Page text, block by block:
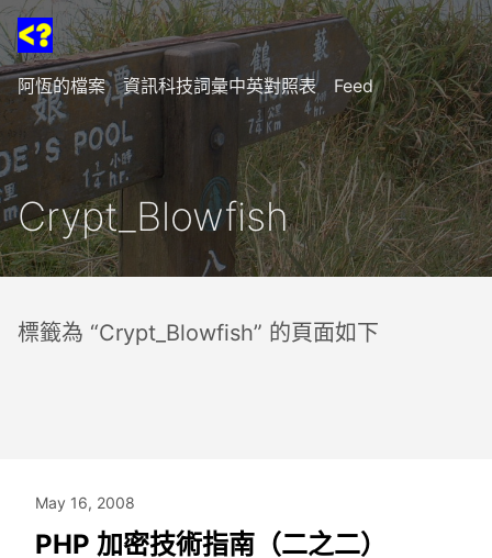
阿恆的檔案 資訊科技詞彙中英對照表 Feed
Crypt_Blowfish
標籤為 “Crypt_Blowfish” 的頁面如下
May 16, 2008
PHP 加密技術指南（二之二）